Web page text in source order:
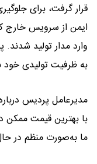
قرار گرفت، برای
ایمن از سرویس خارج
وارد مدار تولید
به ظرفیت تولیدی خود
مدیرعامل پردیس
با بهترین قیمت
ما به‌صورت منظم در